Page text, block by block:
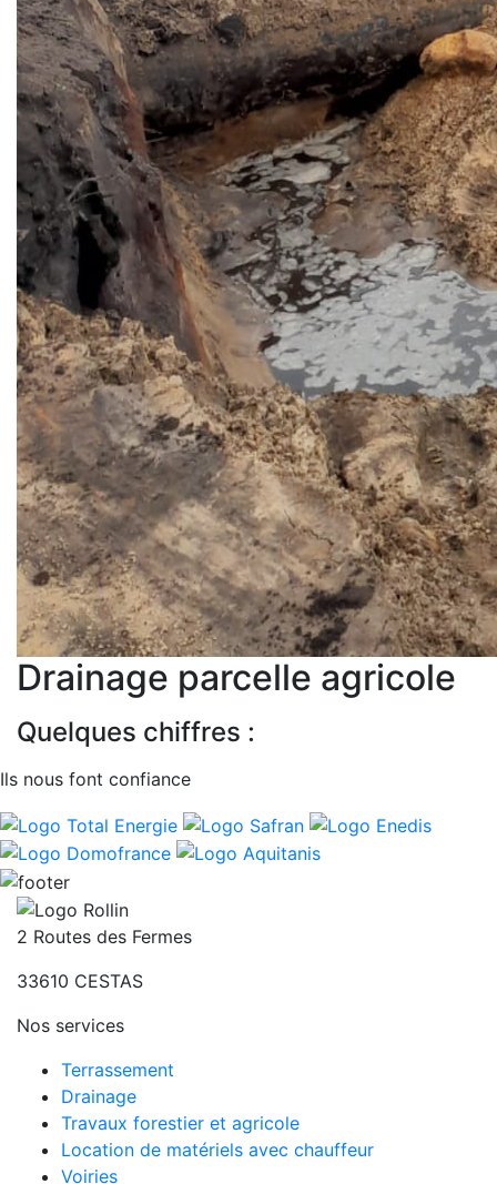
Drainage parcelle agricole
Quelques chiffres :
Ils nous font confiance
2 Routes des Fermes
33610 CESTAS
Nos services
Terrassement
Drainage
Travaux forestier et agricole
Location de matériels avec chauffeur
Voiries